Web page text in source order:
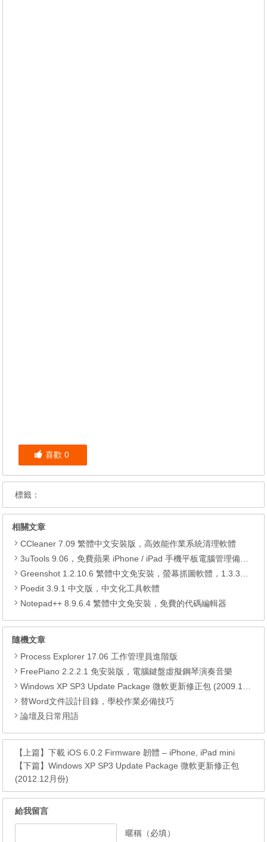
喜歡 0
標籤：
相關文章
CCleaner 7.09 繁體中文安裝版，高效能作業系統清理軟體
3uTools 9.06，免費蘋果 iPhone / iPad 手機平板電腦管理備份還原軟體
Greenshot 1.2.10.6 繁體中文免安裝，螢幕抓圖軟體，1.3.315 安裝版
Poedit 3.9.1 中文版，中文化工具軟體
Notepad++ 8.9.6.4 繁體中文免安裝，免費的代碼編輯器
隨機文章
Process Explorer 17.06 工作管理員進階版
FreePiano 2.2.2.1 免安裝版，電腦鍵盤虛擬鋼琴演奏音樂
Windows XP SP3 Update Package 微軟更新修正包 (2009.12月份)
替Word文件設計目錄，學校作業必備技巧
論壇及日常用語
【上篇】下載 iOS 6.0.2 Firmware 韌體 – iPhone, iPad mini
【下篇】Windows XP SP3 Update Package 微軟更新修正包
(2012.12月份)
給我留言
暱稱（必填）